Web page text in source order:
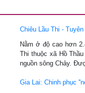
Chiêu Lầu Thi - Tuyên
Nằm ở độ cao hơn
Thi thuộc xã Hồ
nguồn sông Chảy.
Gia Lai: Chinh phục